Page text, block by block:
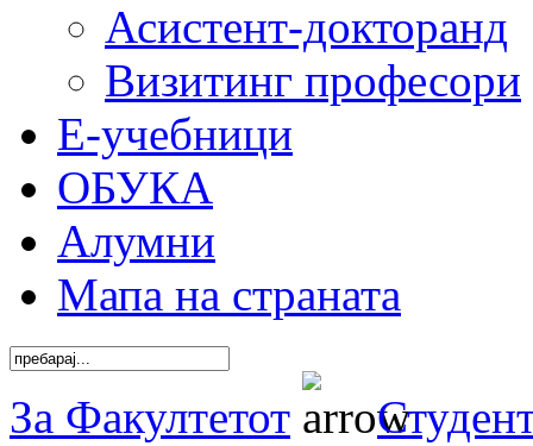
Асистент-докторанд
Визитинг професори
Е-учебници
ОБУКА
Алумни
Мапа на страната
За Факултетот